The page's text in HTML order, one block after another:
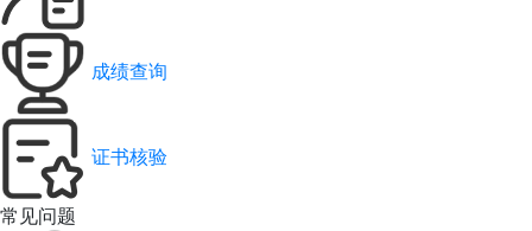
成绩查询
证书核验
常见问题